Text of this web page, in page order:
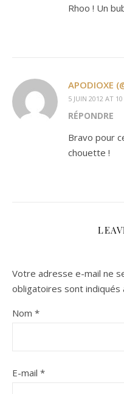
Rhoo ! Un
APODIOXE
5 JUIN 2012 AT
RÉPONDRE
Bravo pour
chouette !
Votre adresse e-mail ne
obligatoires sont indiqués
Nom *
E-mail *